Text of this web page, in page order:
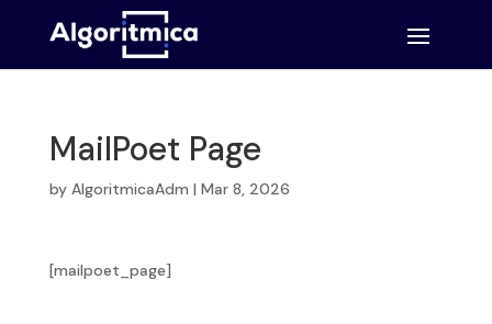
MailPoet Page
by AlgoritmicaAdm | Mar 8, 2026
[mailpoet_page]